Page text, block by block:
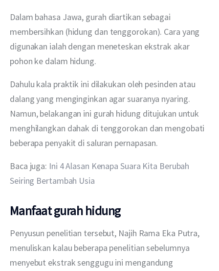
Dalam bahasa Jawa, gurah diartikan sebagai
membersihkan (hidung dan tenggorokan). Cara yang
digunakan ialah dengan meneteskan ekstrak akar
pohon ke dalam hidung.
Dahulu kala praktik ini dilakukan oleh pesinden atau
dalang yang menginginkan agar suaranya nyaring.
Namun, belakangan ini gurah hidung ditujukan untuk
menghilangkan dahak di tenggorokan dan mengobati
beberapa penyakit di saluran pernapasan.
Baca juga: Ini 4 Alasan Kenapa Suara Kita Berubah
Seiring Bertambah Usia
Manfaat gurah hidung
Penyusun penelitian tersebut, Najih Rama Eka Putra,
menuliskan kalau beberapa penelitian sebelumnya
menyebut ekstrak senggugu ini mengandung